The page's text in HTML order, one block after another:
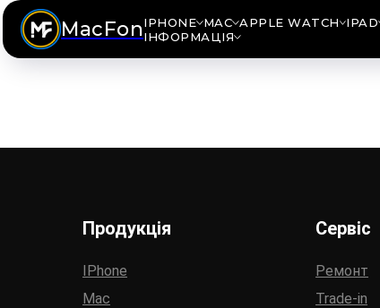
MacFonIPHONE MAC APPLE WATCH IPAD
ІНФОРМАЦІЯ
Продукція
IPhone
Mac
Сервіс
Ремонт
Trade-in